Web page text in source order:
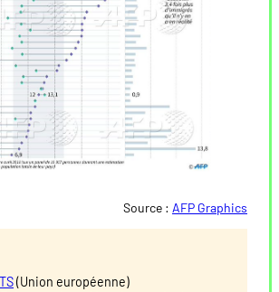
Source : AFP Graphics
(Union européenne)